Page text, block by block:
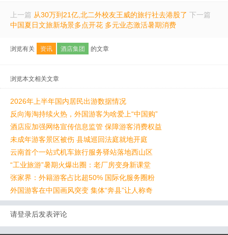
上一篇 从30万到21亿,北二外校友王威的旅行社去港股了 下一篇
中国夏日文旅新场景多点开花 多元业态激活暑期消费
浏览有关 资讯 酒店集团 的文章
浏览本文相关文章
2026年上半年国内居民出游数据情况
反向海淘持续火热，外国游客为啥爱上“中国购”
酒店应加强网络宣传信息监管 保障游客消费权益
未成年游客景区被伤 县城巡回法庭就地开庭
云南首个一站式机车旅行服务驿站落地西山区
“工业旅游”暑期火爆出圈：老厂房变身新课堂
张家界：外籍游客占比超50% 国际化服务圈粉
外国游客在中国画风突变 集体“奔县”让人称奇
请登录后发表评论